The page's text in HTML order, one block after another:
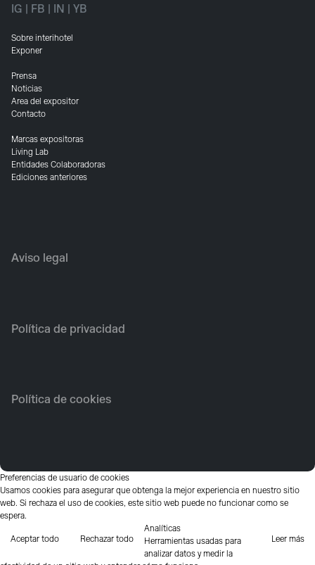
IG FB IN YB
Sobre interihotel
Exponer
Prensa
Noticias
Area del expositor
Contacto
Marcas expositoras
Living Lab
Entidades Colaboradoras
Ediciones anteriores
Aviso legal
Política de privacidad
Política de cookies
Preferencias de usuario de cookies
Usamos cookies para asegurar que obtenga la mejor experiencia en nuestro sitio
web. Si rechaza el uso de cookies, este sitio web puede no funcionar como se
espera.
Aceptar todo Rechazar todo Leer más
Analíticas
Herramientas usadas para
analizar datos y medir la